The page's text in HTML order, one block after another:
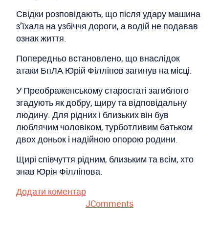
Свідки розповідають, що після удару машина
з’їхала на узбіччя дороги, а водій не подавав
ознак життя.
Попередньо встановлено, що внаслідок
атаки БпЛА Юрій Філліпов загинув на місці.
У Преображенському старостаті загиблого
згадують як добру, щиру та відповідальну
людину. Для рідних і близьких він був
люблячим чоловіком, турботливим батьком
двох доньок і надійною опорою родини.
Щирі співчуття рідним, близьким та всім, хто
знав Юрія Філліпова.
Додати коментар
JComments